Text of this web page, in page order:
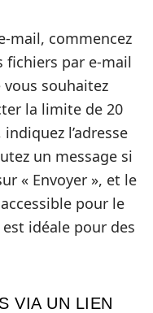
mail, commencez
fichiers par e-mail
vous souhaitez
la limite de 20
l’adresse
un message si
« Envoyer », et le
pour le
idéale pour des
VIA UN LIEN